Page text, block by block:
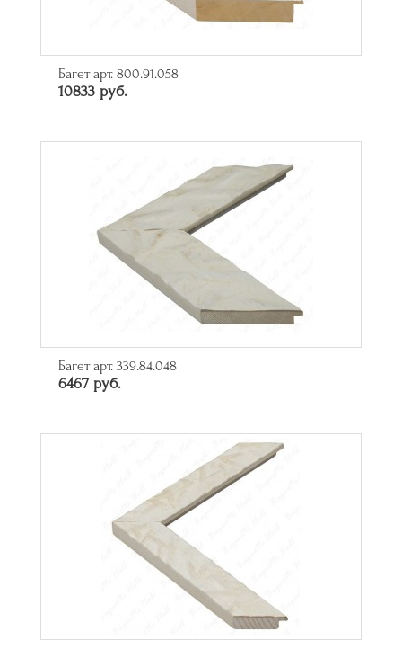
Багет арт. 800.91.058
10833 руб.
Багет арт. 339.84.048
6467 руб.